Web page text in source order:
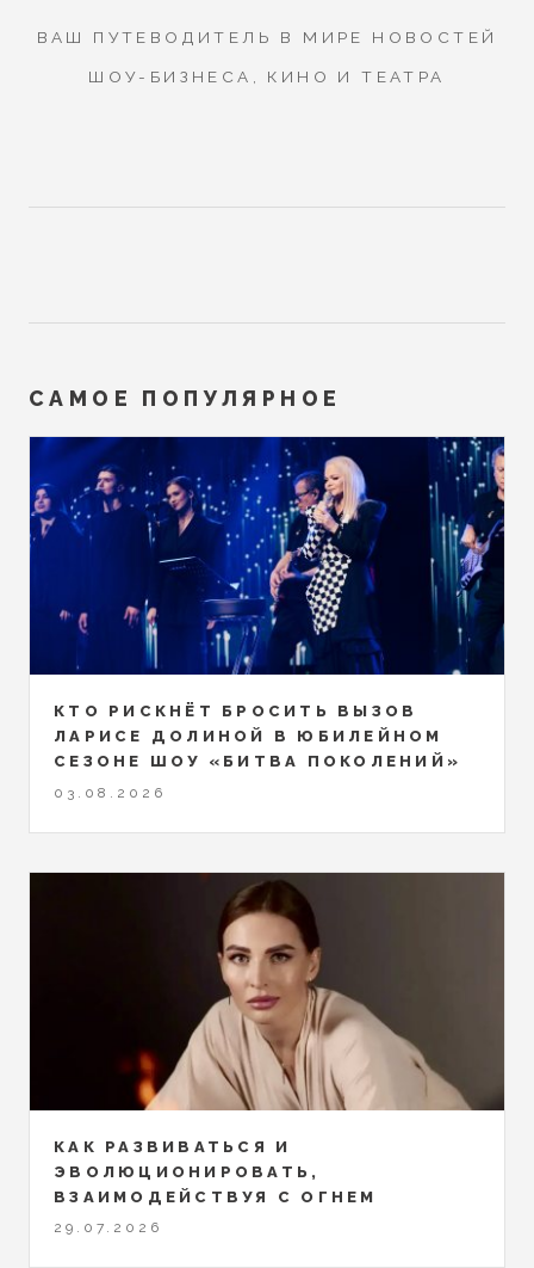
ВАШ ПУТЕВОДИТЕЛЬ В МИРЕ НОВОСТЕЙ
ШОУ-БИЗНЕСА, КИНО И ТЕАТРА
САМОЕ ПОПУЛЯРНОЕ
КТО РИСКНЁТ БРОСИТЬ ВЫЗОВ
ЛАРИСЕ ДОЛИНОЙ В ЮБИЛЕЙНОМ
СЕЗОНЕ ШОУ «БИТВА ПОКОЛЕНИЙ»
03.08.2026
КАК РАЗВИВАТЬСЯ И
ЭВОЛЮЦИОНИРОВАТЬ,
ВЗАИМОДЕЙСТВУЯ С ОГНЕМ
29.07.2026